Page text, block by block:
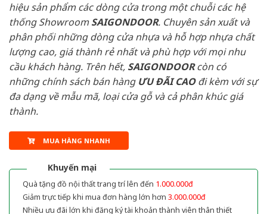
hiệu sản phẩm các dòng cửa trong một chuỗi các hệ
thống ShowroomSAIGONDOOR. Chuyên sản xuất và
phân phối những dòng cửa nhựa và hỗ hợp nhựa chất
lượng cao, giá thành rẻ nhất và phù hợp với mọi nhu
cầu khách hàng. Trên hết, SAIGONDOORcòn có
những chính sách bán hàng ƯU ĐÃI CAOđi kèm với sự
đa dạng về mẫu mã, loại cửa gỗ và cả phân khúc giá
thành.
MUA HÀNG NHANH
Khuyến mại
Quà tặng đồ nội thất trang trí lên đến 1.000.000đ
Giảm trực tiếp khi mua đơn hàng lớn hơn 3.000.000đ
Nhiều ưu đãi lớn khi đăng ký tài khoản thành viên thân thiết